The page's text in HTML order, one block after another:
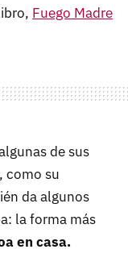
Fuego Madre
de sus
como su
da algunos
la forma más
en casa.